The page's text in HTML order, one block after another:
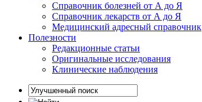
Справочник болезней от А до Я
Справочник лекарств от А до Я
Медицинский адресный справочник
Полезности
Редакционные статьи
Оригинальные исследования
Клинические наблюдения